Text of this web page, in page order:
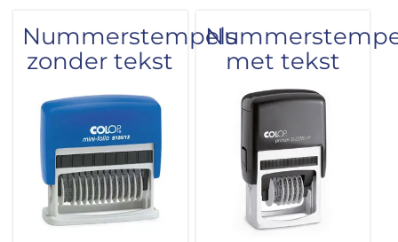
Nummerstempels
zonder tekst
met tekst